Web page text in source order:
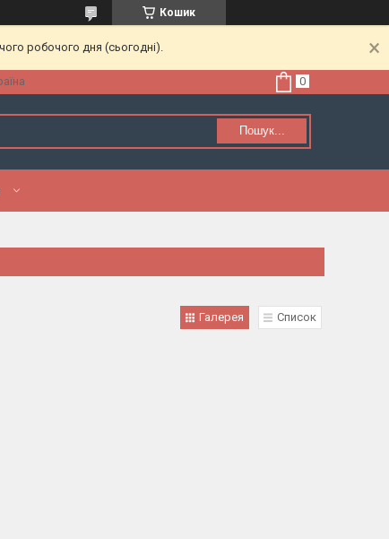
Кошик
робочого дня (сьогодні).
Пошук...
Галерея Список